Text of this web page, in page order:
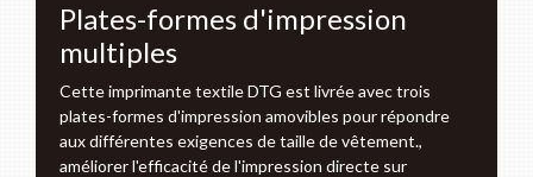
Plates-formes d'impression
multiples
Cette imprimante textile DTG est livrée avec trois
plates-formes d'impression amovibles pour répondre
aux différentes exigences de taille de vêtement.,
améliorer l'efficacité de l'impression directe sur